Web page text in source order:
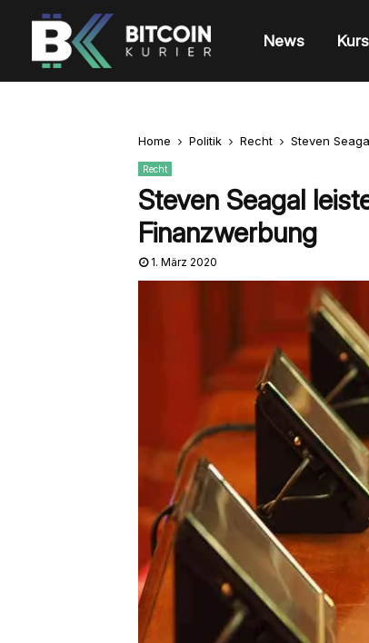
News
Home Politik Recht Steven
Recht
Steven Seagal
Finanzwerbung
1. März 2020